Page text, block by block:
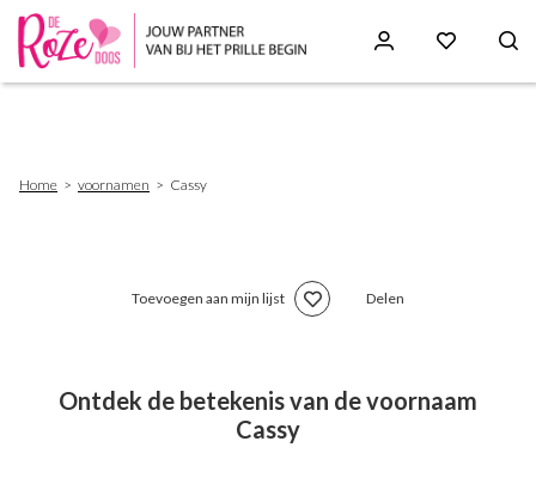
Home voornamen Cassy
Toevoegen aan mijn lijst Delen
Ontdek de betekenis van de voornaam
Cassy